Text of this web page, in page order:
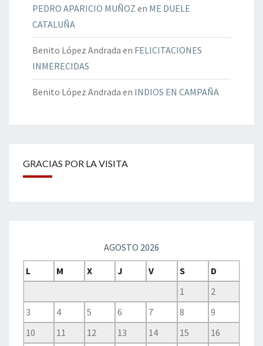
PEDRO APARICIO MUÑOZ en ME DUELE
CATALUÑA
Benito López Andrada en FELICITACIONES
INMERECIDAS
Benito López Andrada en INDIOS EN CAMPAÑA
GRACIAS POR LA VISITA
AGOSTO 2026
L
M X J V S
D
1
2
3
4 5 6 7 8
9
10
11 12 13 14 15
16